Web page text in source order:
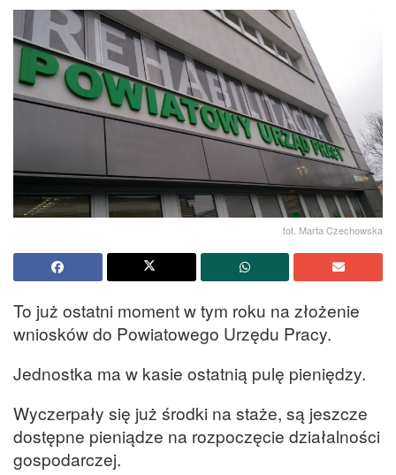
fot. Marta Czechowska
To już ostatni moment w tym roku na złożenie
wniosków do Powiatowego Urzędu Pracy.
Jednostka ma w kasie ostatnią pulę pieniędzy.
Wyczerpały się już środki na staże, są jeszcze
dostępne pieniądze na rozpoczęcie działalności
gospodarczej.